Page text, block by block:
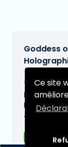
Ce site
Goddess
€9,99
Date de
N/A
Type: